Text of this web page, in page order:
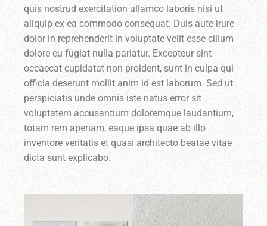
quis nostrud exercitation ullamco laboris nisi ut
aliquip ex ea commodo consequat. Duis aute irure
dolor in reprehenderit in voluptate velit esse cillum
dolore eu fugiat nulla pariatur. Excepteur sint
occaecat cupidatat non proident, sunt in culpa qui
officia deserunt mollit anim id est laborum. Sed ut
perspiciatis unde omnis iste natus error sit
voluptatem accusantium doloremque laudantium,
totam rem aperiam, eaque ipsa quae ab illo
inventore veritatis et quasi architecto beatae vitae
dicta sunt explicabo.